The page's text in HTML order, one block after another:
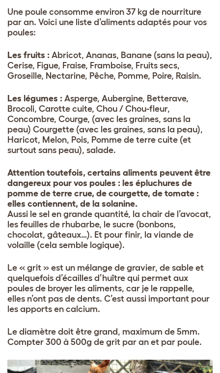
Une poule consomme environ 37 kg de nourriture
par an. Voici une liste d’aliments adaptés pour vos
poules:
Les fruits : Abricot, Ananas, Banane (sans la peau),
Cerise, Figue, Fraise, Framboise, Fruits secs,
Groseille, Nectarine, Pêche, Pomme, Poire, Raisin.
Les légumes : Asperge, Aubergine, Betterave,
Brocoli, Carotte cuite, Chou / Chou-fleur,
Concombre, Courge, (avec les graines, sans la
peau) Courgette (avec les graines, sans la peau),
Haricot, Melon, Pois, Pomme de terre cuite (et
surtout sans peau), salade.
Attention toutefois, certains aliments peuvent être
dangereux pour vos poules : les épluchures de
pomme de terre crue, de courgette, de tomate :
elles contiennent, de la solanine.
Aussi le sel en grande quantité, la chair de l’avocat,
les feuilles de rhubarbe, le sucre (bonbons,
chocolat, gâteaux…). Et pour finir, la viande de
volaille (cela semble logique).
Le « grit » est un mélange de gravier, de sable et
quelquefois d’écailles d’huître qui permet aux
poules de broyer les aliments, car je le rappelle,
elles n’ont pas de dents. C’est aussi important pour
les apports en calcium.
Le diamètre doit être grand, maximum de 5mm.
Compter 300 à 500g de grit par an et par poule.